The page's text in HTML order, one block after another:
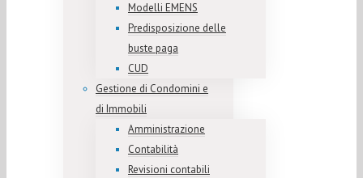
Modelli EMENS
Predisposizione delle
buste paga
CUD
Gestione di Condomini e
di Immobili
Amministrazione
Contabilità
Revisioni contabili